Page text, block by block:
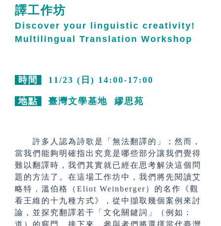
譯工作坊
Discover your linguistic creativity!
Multilingual Translation Workshop
時間 11/23 (日) 14:00-17:00
地點 臺灣文學基地 繆思苑
許多人認為詩歌是「無法翻譯的」；然而，
當我們能夠明確指出究竟是哪些部分讓我們覺得
難以翻譯時，我們其實就已經在思考解決這個問
題的方法了。在這場工作坊中，我們將先閱讀艾
略特．溫伯格（Eliot Weinberger）的名作《觀
看王維的十九種方式》，從中擷取幾個案例來討
論，並探究翻譯若干「文化關鍵詞」（例如：